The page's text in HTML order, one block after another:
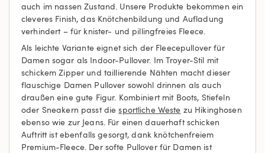
auch im nassen Zustand. Unsere Produkte bekommen ein
cleveres Finish, das Knötchenbildung und Aufladung
verhindert – für knister- und pillingfreies Fleece.
Als leichte Variante eignet sich der Fleecepullover für
Damen sogar als Indoor-Pullover. Im Troyer-Stil mit
schickem Zipper und taillierende Nähten macht dieser
flauschige Damen Pullover sowohl drinnen als auch
draußen eine gute Figur. Kombiniert mit Boots, Stiefeln
oder Sneakern passt diesportliche Weste zu Hikinghosen
ebenso wie zur Jeans. Für einen dauerhaft schicken
Auftritt ist ebenfalls gesorgt, dank knötchenfreiem
Premium-Fleece. Der softe Pullover für Damen ist